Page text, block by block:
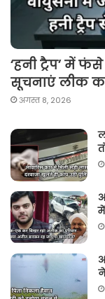
‘हनी ट्रैप’ में
सूचनाएं लीक
अगस्त 8, 2026